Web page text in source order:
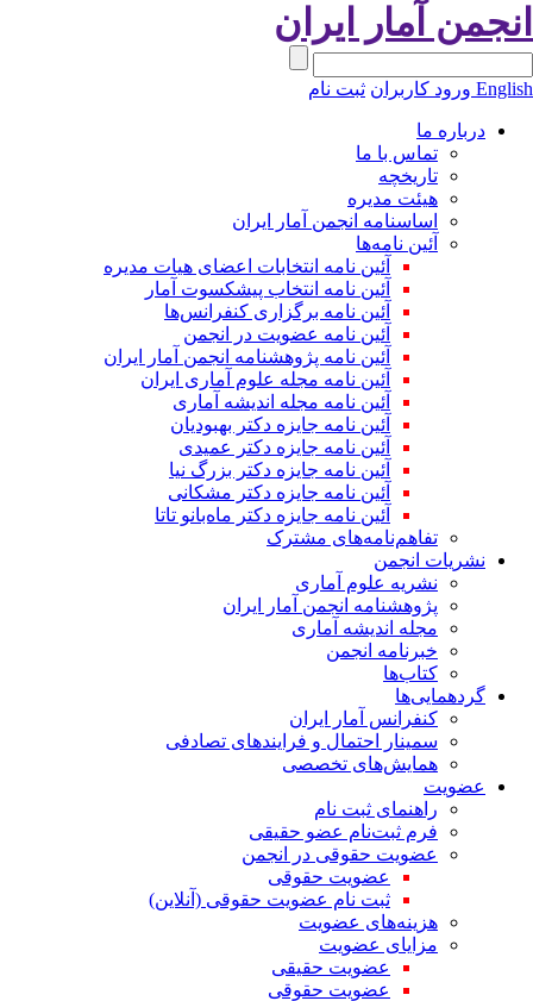
آمار ایران
ورود کاربران ثبت نام
درباره ما
تماس با ما
تاریخچه
هیئت مدیره
اساسنامه انجمن آمار ایران
آئین نامه‌ها
آئین نامه انتخابات اعضای هیات مدیره
آئین نامه انتخاب پیشکسوت آمار
آئین نامه برگزاری کنفرانس‌ها
آئین نامه عضویت در انجمن
آئین نامه پژوهشنامه انجمن آمار ایران
آئین نامه مجله علوم آماری ایران
آئین نامه مجله اندیشه آماری
آئین‌ نامه جایزه دکتر بهبودیان
آئین نامه جایزه دکتر عمیدی
آئین نامه جایزه دکتر بزرگ نیا
آئین نامه جایزه دکتر مشکانی
آئین نامه جایزه دکتر ماه‌بانو تاتا
تفاهم‌نامه‌های مشترک
نشریات انجمن
نشریه علوم آماری
پژوهشنامه انجمن آمار ایران
مجله اندیشه آماری
خبرنامه انجمن
کتاب‌ها
گردهمایی‌ها
کنفرانس آمار ایران
سمینار احتمال و فرایندهای تصادفی
همایش‌های تخصصی
عضویت
راهنمای ثبت نام
فرم ثبت‌نام عضو حقیقی
عضویت حقوقی در انجمن
عضویت حقوقی
ثبت نام عضویت حقوقی (آنلاین)
هزینه‌های عضویت
مزایای عضویت
عضویت حقیقی
عضویت حقوقی